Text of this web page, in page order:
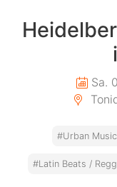
Sa.
#Urban Music
#Latin Beats /